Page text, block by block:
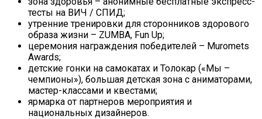
тесты на ВИЧ / СПИД;
утренние тренировки для сторонников здорового
образа жизни – ZUMBA, Fun Up;
церемония награждения победителей – Muromets
Awards;
детские гонки на самокатах и ​​Толокар («Мы –
чемпионы»), большая детская зона с аниматорами,
мастер-классами и квестами;
ярмарка от партнеров мероприятия и
национальных дизайнеров.